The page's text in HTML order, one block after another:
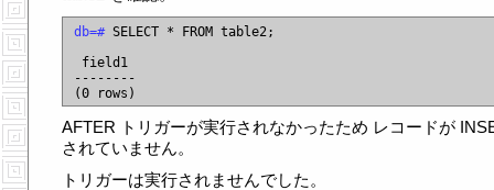
db=# SELECT * FROM table2;
field1
--------
AFTER トリガーが実行されなかったため レコードが
されていません。
トリガーは実行されませんでした。